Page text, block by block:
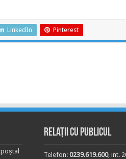
LinkedIn Pinterest
Relații cu publicul
Telefon: 0239.619.600, int.